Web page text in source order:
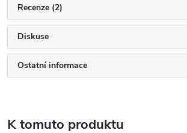
Recenze (2)
Diskuse
Ostatní informace
K tomuto produktu